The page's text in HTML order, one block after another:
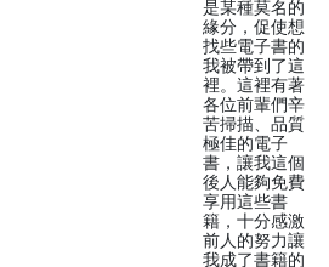
是某種莫名的
緣分，促使想
找些電子書的
我被帶到了這
裡。這裡有著
各位前輩們辛
苦掃描、品質
極佳的電子
書，讓我這個
後人能夠免費
享用這些書
籍，十分感激
前人的努力讓
我成了書籍的